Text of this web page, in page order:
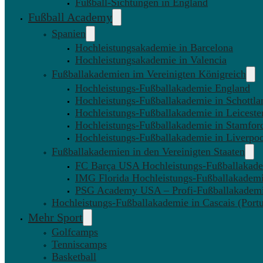
Fußball Academy
Spanien
Hochleistungsakademie in Barcelona
Hochleistungsakademie in Valencia
Fußballakademien im Vereinigten Königreich
Hochleistungs-Fußballakademie England
Hochleistungs-Fußballakademie in
Hochleistungs-Fußballakademie in
Hochleistungs-Fußballakademie in
Hochleistungs-Fußballakademie in
Fußballakademien in den Vereinigten Staaten
FC Barça USA Hochleistungs-
IMG Florida Hochleistungs-
PSG Academy USA – Profi-
Hochleistungs-Fußballakademie in Cascais
Mehr Sport
Golfcamps
Tenniscamps
Basketball